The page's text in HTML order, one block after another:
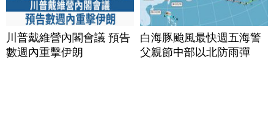
川普戴維營內閣會議 預告
數週內重擊伊朗
白海豚颱風最快週五海警
父親節中部以北防雨彈